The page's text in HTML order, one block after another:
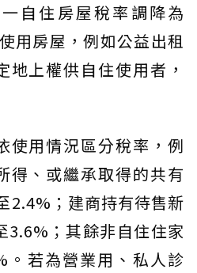
自住房屋稅率調降為
用房屋，例如公益出租
地上權供自住使用者，
使用情況區分稅率，例
得、或繼承取得的共有
2.4%；建商持有待售新
3.6%；其餘非自住住家
。若為營業用、私人診